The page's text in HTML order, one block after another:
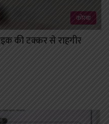
कोरबा
की टक्कर से राहगीर